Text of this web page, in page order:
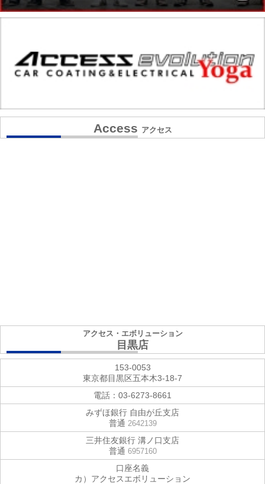
Access アクセス
アクセス・エボリューション
目黒店
153-0053
東京都目黒区五本木3-18-7
電話： 03-6273-8661
みずほ銀行 自由が丘支店
普通 2642139
三井住友銀行 溝ノ口支店
普通 6957160
口座名義
カ）アクセスエボリューション